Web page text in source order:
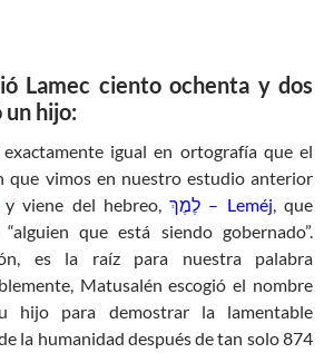
Lamec ciento ochenta y dos
un hijo:
igual en ortografía que el
que vimos en nuestro estudio anterior
y viene del hebreo, לֶמֶךְ – Leméj, que
que está siendo gobernado”.
es la raíz para nuestra palabra
Matusalén escogió el nombre
hijo para demostrar la lamentable
la humanidad después de tan solo 874